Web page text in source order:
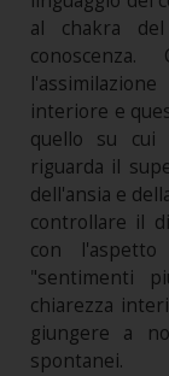
al chakra
interiore e
quello su cui
riguarda il
dell'ansia e
controllare il
con
"sentimenti
chiarezza
giungere a
spontanei.